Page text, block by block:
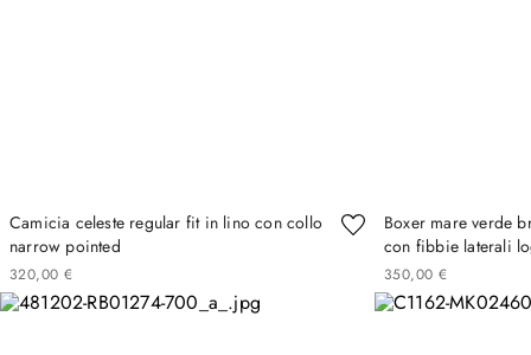
Camicia celeste regular fit in lino con collo
narrow pointed
320,00 €
Boxer mare verde
con fibbie laterali
350,00 €